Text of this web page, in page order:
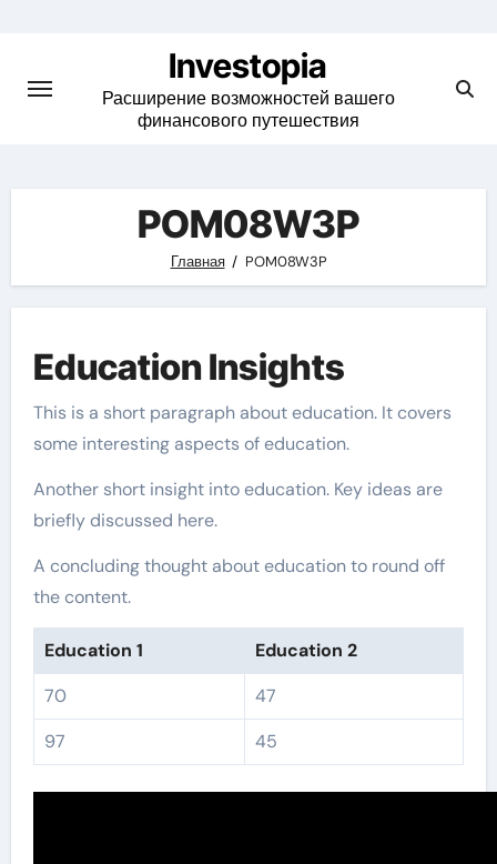
content
Investopia
Расширение возможностей вашего
финансового путешествия
POM08W3P
Главная POM08W3P
Education Insights
This is a short paragraph about education. It covers
some interesting aspects of education.
Another short insight into education. Key ideas are
briefly discussed here.
A concluding thought about education to round off
the content.
Education 1
Education 2
70
47
97
45